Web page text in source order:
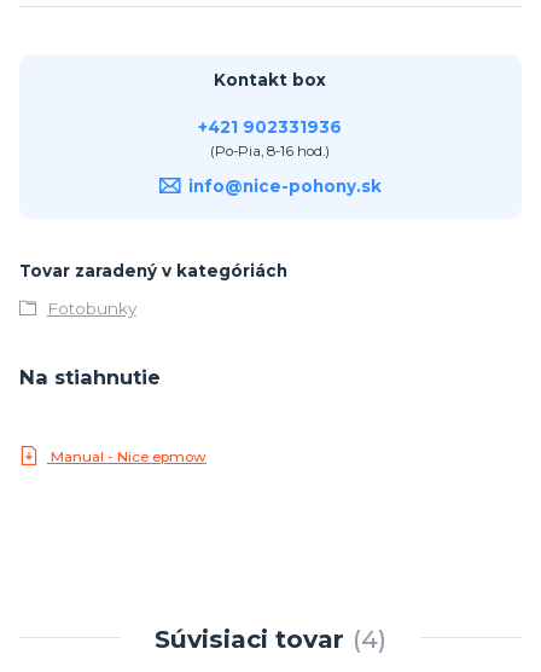
Kontakt box
+421 902331936
(Po-Pia, 8-16 hod.)
info@nice-pohony.sk
Tovar zaradený v kategóriách
Fotobunky
Na stiahnutie
Manual - Nice epmow
Súvisiaci tovar 4